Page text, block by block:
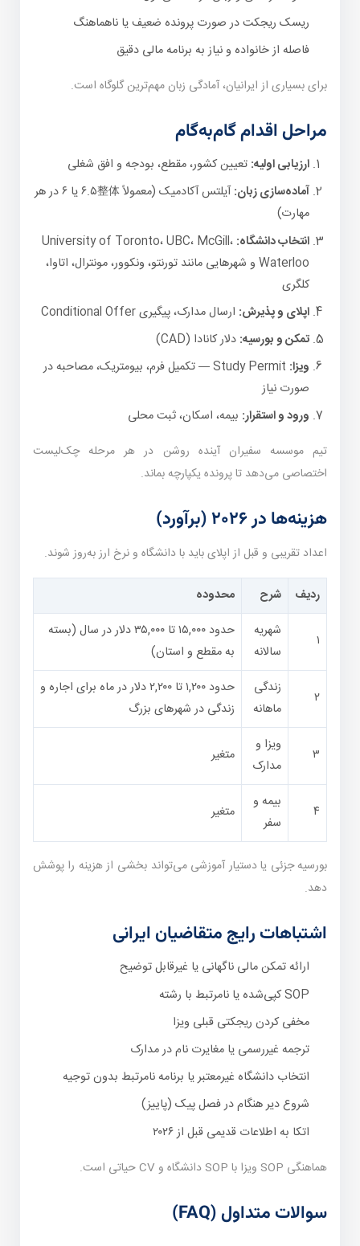
ریسک ریجکت در صورت پرونده ضعیف یا ناهماهنگ
فاصله از خانواده و نیاز به برنامه مالی دقیق
برای بسیاری از ایرانیان، آمادگی زبان مهم‌ترین گلوگاه است.
مراحل اقدام گام‌به‌گام
ارزیابی اولیه: تعیین کشور، مقطع، بودجه و افق شغلی
آماده‌سازی زبان:
آیلتس آکادمیک (معمولاً ۶.۵整体 یا ۶ در هر
مهارت)
انتخاب دانشگاه: University of Toronto، UBC، McGill،
Waterloo و شهرهایی مانند تورنتو، ونکوور، مونترال، اتاوا،
کلگری
اپلای و پذیرش: ارسال مدارک، پیگیری Conditional Offer
تمکن و بورسیه: دلار کانادا (CAD)
ویزا:
Study Permit — تکمیل فرم، بیومتریک، مصاحبه در
صورت نیاز
ورود و استقرار: بیمه، اسکان، ثبت محلی
تیم موسسه سفیران آینده روشن در هر مرحله چک‌لیست
اختصاصی می‌دهد تا پرونده یکپارچه بماند.
هزینه‌ها در ۲۰۲۶ (برآورد)
اعداد تقریبی و قبل از اپلای باید با دانشگاه و نرخ ارز به‌روز شوند.
ردیف شرح محدوده
۱
شهریه
سالانه
حدود ۱۵,۰۰۰ تا ۳۵,۰۰۰ دلار در سال (بسته
به مقطع و استان)
۲
زندگی
ماهانه
حدود ۱,۲۰۰ تا ۲,۲۰۰ دلار در ماه برای اجاره و
زندگی در شهرهای بزرگ
۳
ویزا و
مدارک
متغیر
۴
بیمه و
سفر
متغیر
بورسیه جزئی یا دستیار آموزشی می‌تواند بخشی از هزینه را پوشش
دهد.
اشتباهات رایج متقاضیان ایرانی
ارائه تمکن مالی ناگهانی یا غیرقابل توضیح
SOP کپی‌شده یا نامرتبط با رشته
مخفی کردن ریجکتی قبلی ویزا
ترجمه غیررسمی یا مغایرت نام در مدارک
انتخاب دانشگاه غیرمعتبر یا برنامه نامرتبط بدون توجیه
شروع دیر هنگام در فصل پیک (پاییز)
اتکا به اطلاعات قدیمی قبل از ۲۰۲۶
هماهنگی SOP ویزا با SOP دانشگاه و CV حیاتی است.
سوالات متداول (FAQ)